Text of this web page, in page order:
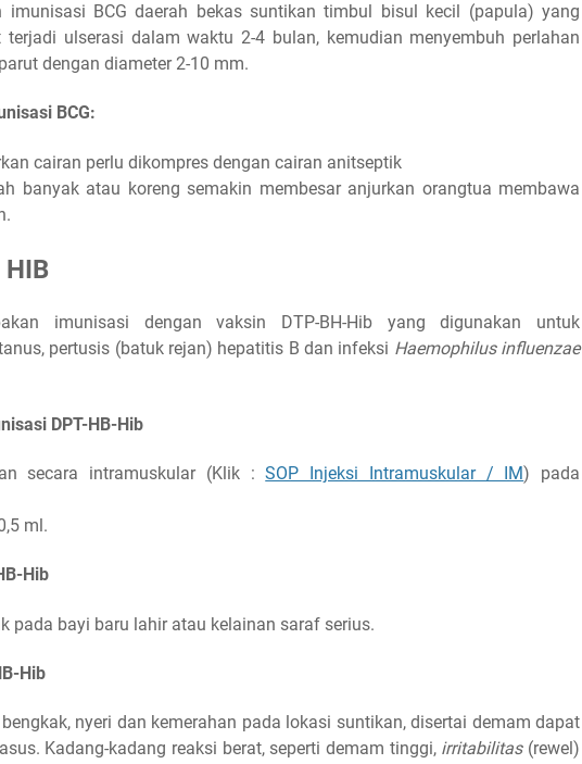
imunisasi BCG daerah bekas suntikan timbul bisul kecil (papula) yang
ulserasi dalam waktu 2-4 bulan, kemudian menyembuh perlahan
dengan diameter 2-10 mm.
BCG:
cairan perlu dikompres dengan cairan anitseptik
banyak atau koreng semakin membesar anjurkan orangtua membawa
HIB
imunisasi dengan vaksin DTP-BH-Hib yang digunakan untuk
pertusis (batuk rejan) hepatitis B dan infeksi Haemophilus influenzae
DPT-HB-Hib
secara intramuskular (Klik :SOP Injeksi Intramuskular / IM) pada
ml.
Hib
pada bayi baru lahir atau kelainan saraf serius.
Hib
nyeri dan kemerahan pada lokasi suntikan, disertai demam dapat
Kadang-kadang reaksi berat, seperti demam tinggi, irritabilitas (rewel)